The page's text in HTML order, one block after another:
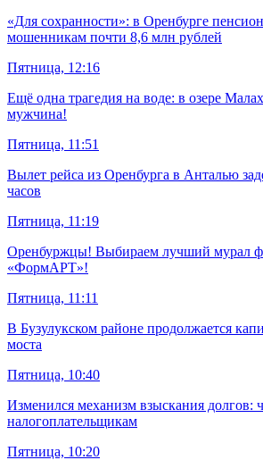
«Для сохранности»: в Оренбурге
мошенникам почти 8,6 млн рублей
Пятница, 12:16
Ещё одна трагедия на воде: в озере
мужчина!
Пятница, 11:51
Вылет рейса из Оренбурга в Анталью
часов
Пятница, 11:19
Оренбуржцы! Выбираем лучший мурал
«ФормАРТ»!
Пятница, 11:11
В Бузулукском районе продолжается
моста
Пятница, 10:40
Изменился механизм взыскания долгов:
налогоплательщикам
Пятница, 10:20